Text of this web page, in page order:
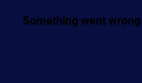
株主・投資家